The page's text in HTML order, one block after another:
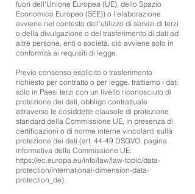
fuori dell'Unione Europea (UE), dello Spazio
Economico Europeo (SEE)) o l'elaborazione
avviene nel contesto dell'utilizzo di servizi di terzi
o della divulgazione o del trasferimento di dati ad
altre persone, enti o società, ciò avviene solo in
conformità ai requisiti di legge.
Previo consenso esplicito o trasferimento
richiesto per contratto o per legge, trattiamo i dati
solo in Paesi terzi con un livello riconosciuto di
protezione dei dati, obbligo contrattuale
attraverso le cosiddette clausole di protezione
standard della Commissione UE, in presenza di
certificazioni o di norme interne vincolanti sulla
protezione dei dati (art. 44-49 DSGVO, pagina
informativa della Commissione UE:
https://ec.europa.eu/info/law/law-topic/data-
protection/international-dimension-data-
protection_de).